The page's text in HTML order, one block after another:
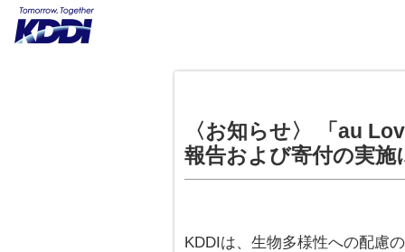
〈お知らせ〉 「au
報告および寄付の実施
KDDIは、生物多様性への配慮